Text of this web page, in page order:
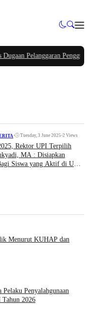
Pelanggaran Penggunaan
• Tuesday, 3 June 2025 •2 Views
Rektor UPI Terpilih
MA : Disiapkan
Siswa yang Aktif di UKS
Menurut KUHAP dan
Penyalahgunaan
Tahun 2026